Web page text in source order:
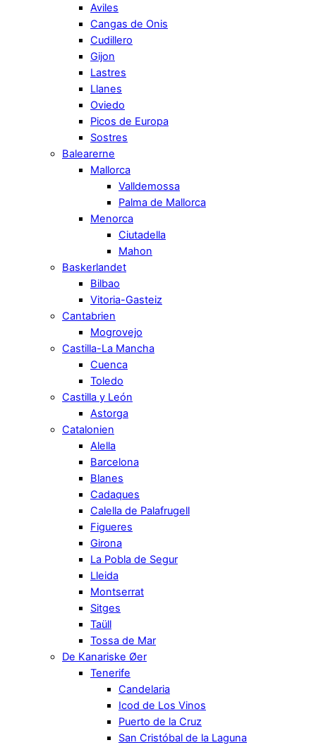
Aviles
Cangas de Onis
Cudillero
Gijon
Lastres
Llanes
Oviedo
Picos de Europa
Sostres
Balearerne
Mallorca
Valldemossa
Palma de Mallorca
Menorca
Ciutadella
Mahon
Baskerlandet
Bilbao
Vitoria-Gasteiz
Cantabrien
Mogrovejo
Castilla-La Mancha
Cuenca
Toledo
Castilla y León
Astorga
Catalonien
Alella
Barcelona
Blanes
Cadaques
Calella de Palafrugell
Figueres
Girona
La Pobla de Segur
Lleida
Montserrat
Sitges
Taüll
Tossa de Mar
De Kanariske Øer
Tenerife
Candelaria
Icod de Los Vinos
Puerto de la Cruz
San Cristóbal de la Laguna